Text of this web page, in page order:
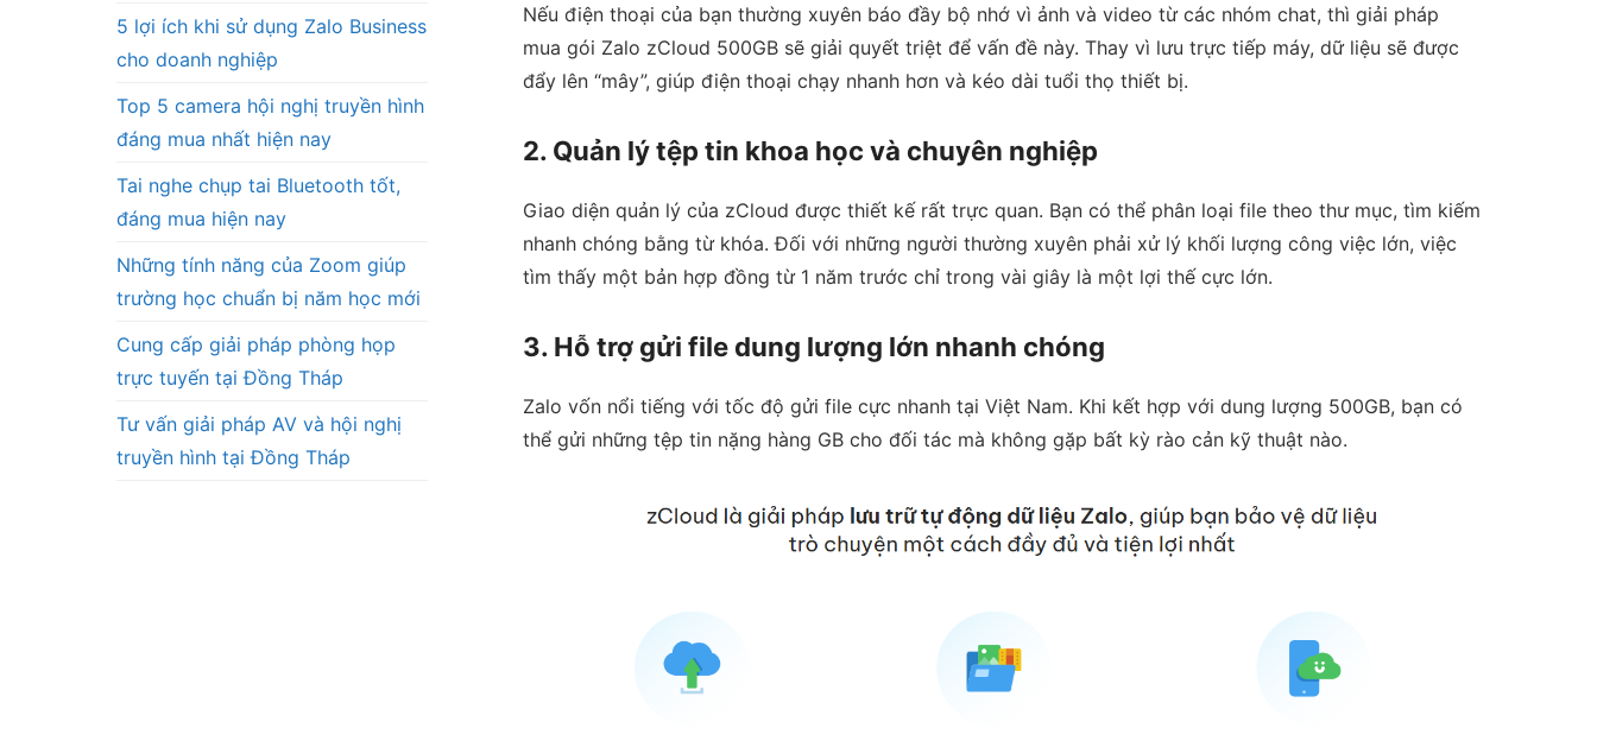
Nếu điện thoại của bạn thường xuyên báo đầy bộ nhớ vì ảnh và video từ các nhóm chat, thì giải pháp
mua gói Zalo zCloud 500GB sẽ giải quyết triệt để vấn đề này. Thay vì lưu trực tiếp máy, dữ liệu sẽ được
đẩy lên “mây”, giúp điện thoại chạy nhanh hơn và kéo dài tuổi thọ thiết bị.
2. Quản lý tệp tin khoa học và chuyên nghiệp
Giao diện quản lý của zCloud được thiết kế rất trực quan. Bạn có thể phân loại file theo thư mục, tìm kiếm
nhanh chóng bằng từ khóa. Đối với những người thường xuyên phải xử lý khối lượng công việc lớn, việc
tìm thấy một bản hợp đồng từ 1 năm trước chỉ trong vài giây là một lợi thế cực lớn.
3. Hỗ trợ gửi file dung lượng lớn nhanh chóng
Zalo vốn nổi tiếng với tốc độ gửi file cực nhanh tại Việt Nam. Khi kết hợp với dung lượng 500GB, bạn có
thể gửi những tệp tin nặng hàng GB cho đối tác mà không gặp bất kỳ rào cản kỹ thuật nào.
5 lợi ích khi sử dụng Zalo Business
cho doanh nghiệp
Top 5 camera hội nghị truyền hình
đáng mua nhất hiện nay
Tai nghe chụp tai Bluetooth tốt,
đáng mua hiện nay
Những tính năng của Zoom giúp
trường học chuẩn bị năm học mới
Cung cấp giải pháp phòng họp
trực tuyến tại Đồng Tháp
Tư vấn giải pháp AV và hội nghị
truyền hình tại Đồng Tháp